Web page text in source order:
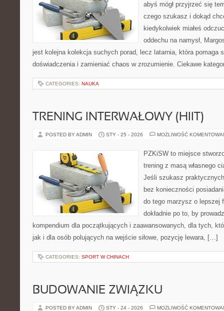
abyś mógł przyjrzeć się
czego szukasz i dokąd
kiedykolwiek miałeś
oddechu na namysł,
jest kolejna kolekcja suchych porad, lecz latarnia, która pomaga
doświadczenia i zamieniać chaos w zrozumienie. Ciekawe
CATEGORIES: NAUKA
TRENING INTERWAŁOWY (HIIT)
POSTED BY ADMIN STY - 25 - 2026 MOŻLIWOŚĆ
PZKiSW to miejsce
trening z masą własnego
Jeśli szukasz
bez konieczności
do tego marzysz o lepszej
dokładnie po to, by
kompendium dla początkujących i zaawansowanych, dla tych,
jak i dla osób polujących na wejście siłowe, pozycję lewara, […]
CATEGORIES: SPORT W CHINACH
BUDOWANIE ZWIĄZKU
POSTED BY ADMIN STY - 24 - 2026 MOŻLIWOŚĆ